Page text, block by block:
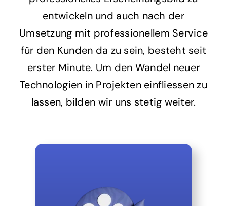
entwickeln und auch nach der
Umsetzung mit professionellem Service
für den Kunden da zu sein, besteht seit
erster Minute. Um den Wandel neuer
Technologien in Projekten einfliessen zu
lassen, bilden wir uns stetig weiter.